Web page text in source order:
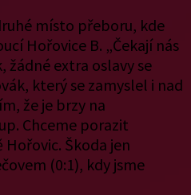
místo přeboru, kde
Hořovice B. „Čekají nás
žádné extra oslavy se
který se zamyslel i nad
že je brzy na
Chceme porazit
Škoda jen
(0:1), kdy jsme